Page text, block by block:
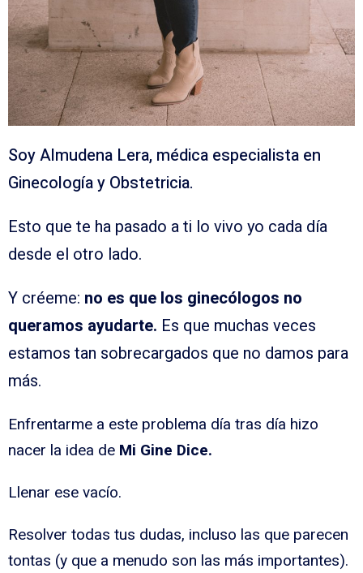
Soy Almudena Lera, médica especialista en
Ginecología y Obstetricia.
Esto que te ha pasado a ti lo vivo yo cada día
desde el otro lado.
Y créeme: no es que los ginecólogos no
queramos ayudarte. Es que muchas veces
estamos tan sobrecargados que no damos para
más.
Enfrentarme a este problema día tras día hizo
nacer la idea de Mi Gine Dice.
Llenar ese vacío.
Resolver todas tus dudas, incluso las que parecen
tontas (y que a menudo son las más importantes).